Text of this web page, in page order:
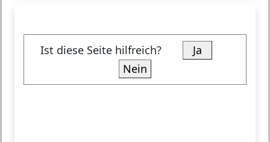
Ist diese Seite hilfreich?
Ja
Nein